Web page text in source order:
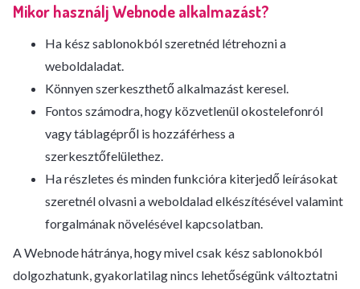
Mikor használj Webnode alkalmazást?
Ha kész sablonokból szeretnéd létrehozni a
weboldaladat.
Könnyen szerkeszthető alkalmazást keresel.
Fontos számodra, hogy közvetlenül okostelefonról
vagy táblagépről is hozzáférhess a
szerkesztőfelülethez.
Ha részletes és minden funkcióra kiterjedő leírásokat
szeretnél olvasni a weboldalad elkészítésével valamint
forgalmának növelésével kapcsolatban.
A Webnode hátránya, hogy mivel csak kész sablonokból
dolgozhatunk, gyakorlatilag nincs lehetőségünk változtatni